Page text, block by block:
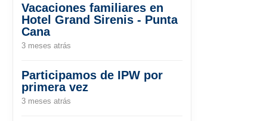
Vacaciones familiares en
Hotel Grand Sirenis - Punta
Cana
3 meses atrás
Participamos de IPW por
primera vez
3 meses atrás